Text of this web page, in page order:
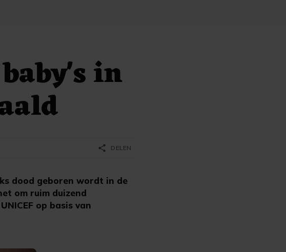
in
dood geboren wordt in de
om ruim duizend
op basis van
share DELEN